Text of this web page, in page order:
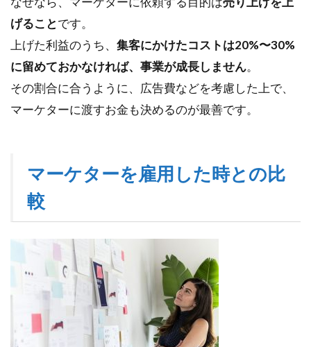
トで
頼む
こと
がで
きる
3.2
②そ
に必
要な
だけ
任せ
るこ
3.3
③採
用の
げることです。
上げた利益のうち、 集客にかけたコストは20%〜30%
に留めておかなければ、事業が成長しません。
その割合に合うように、広告費などを考慮した上で、
マーケターに渡すお金も決めるのが最善です。
マーケターを雇用した時との比
較